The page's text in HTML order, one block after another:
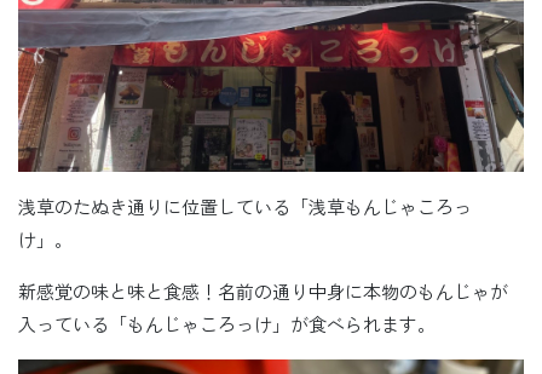
浅草のたぬき通りに位置している「浅草もんじゃころっ
け」。
新感覚の味と味と食感！名前の通り中身に本物のもんじゃが
入っている「もんじゃころっけ」が食べられます。